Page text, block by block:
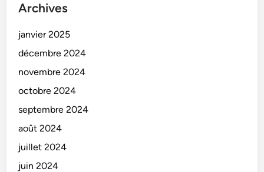
Archives
janvier 2025
décembre 2024
novembre 2024
octobre 2024
septembre 2024
août 2024
juillet 2024
juin 2024